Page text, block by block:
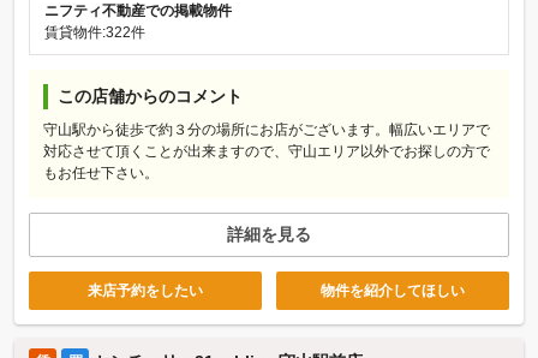
ニフティ不動産での掲載物件
賃貸物件:322件
この店舗からのコメント
守山駅から徒歩で約３分の場所にお店がございます。幅広いエリアで
対応させて頂くことが出来ますので、守山エリア以外でお探しの方で
もお任せ下さい。
詳細を見る
来店予約をしたい 物件を紹介してほしい